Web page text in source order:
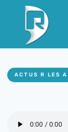
ACTUS R LES